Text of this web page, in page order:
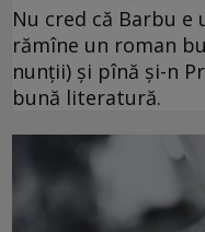
Nu cred că Barbu
rămîne un roman
nunții) și pînă și-n
bună literatură.